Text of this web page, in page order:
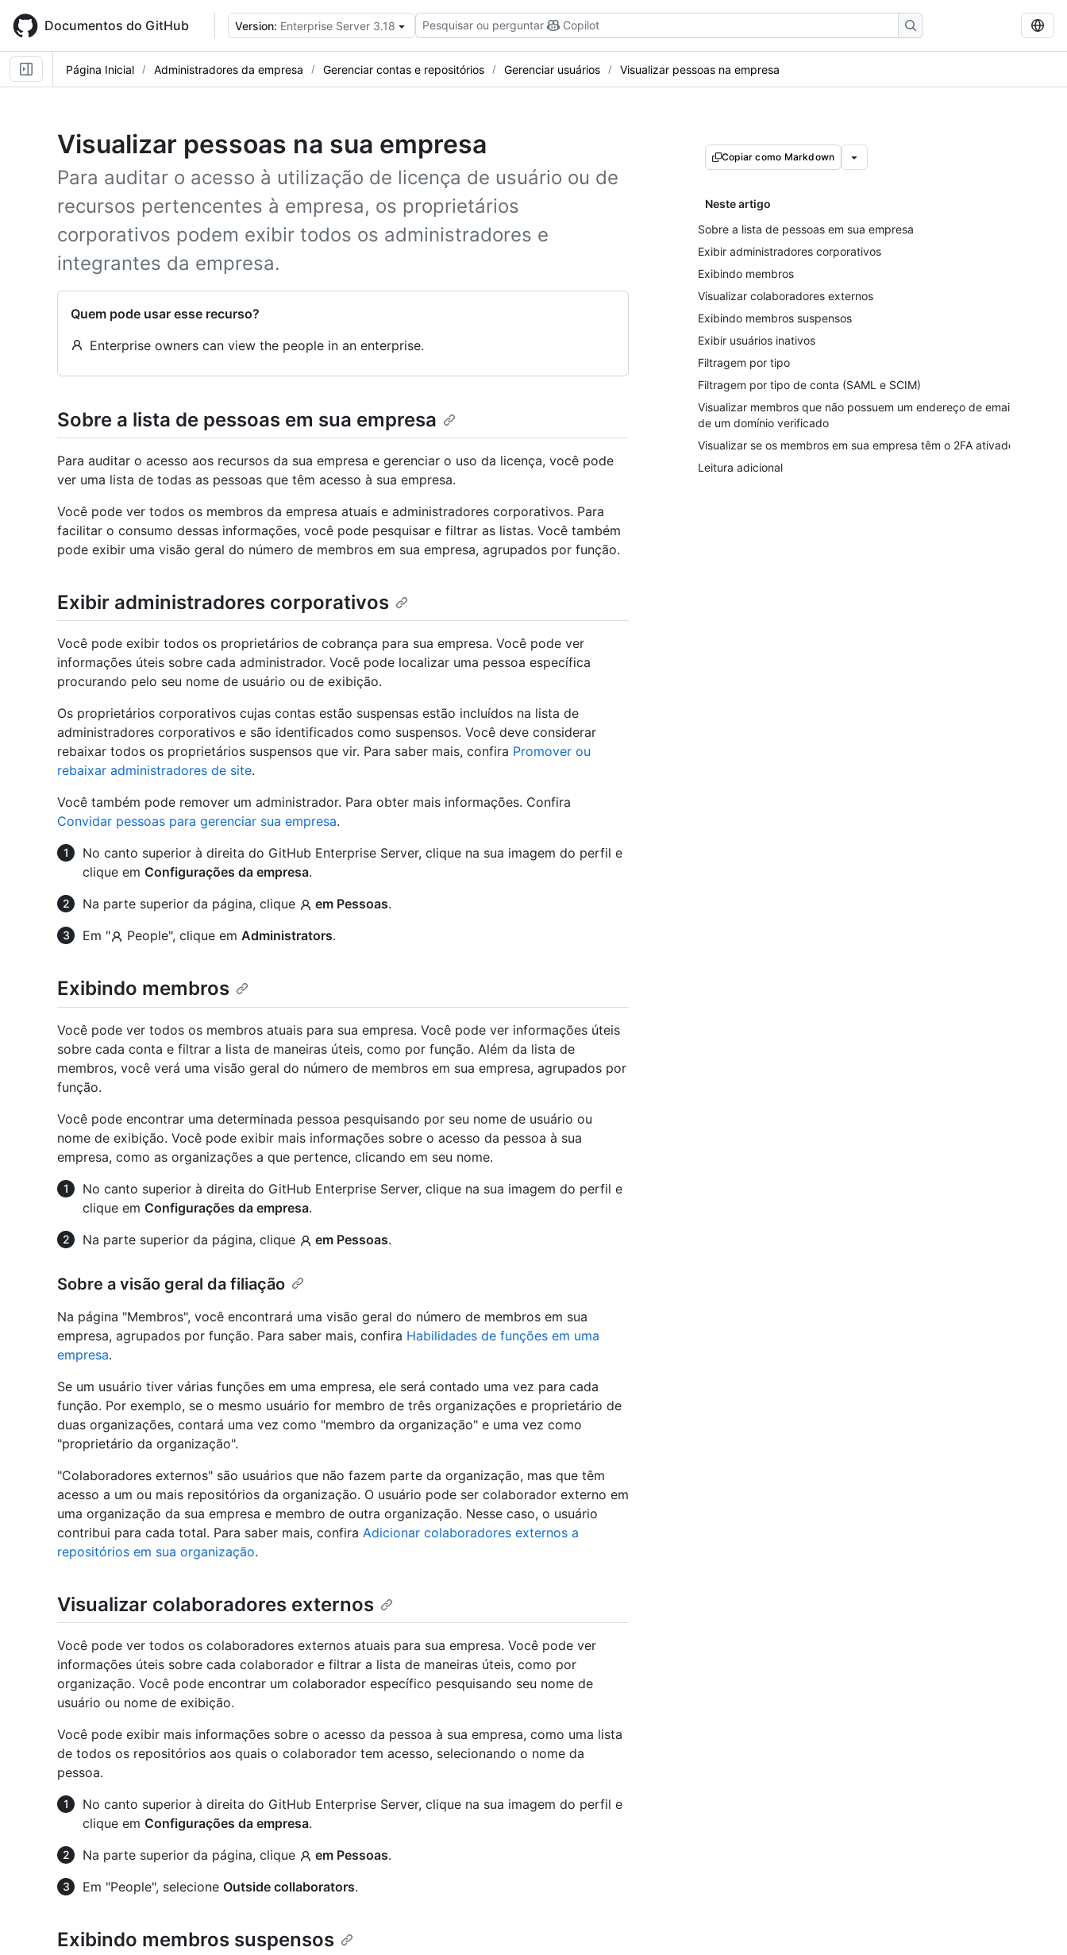
main
content
Documentos do GitHub Version: Enterprise Server 3.18 Pesquisar ou perguntar Copilot
Página Inicial Administradores da empresa Gerenciar contas e repositórios Gerenciar usuários Visualizar pessoas na empresa
Visualizar pessoas na sua empresa
Para auditar o acesso à utilização de licença de usuário ou de
recursos pertencentes à empresa, os proprietários
corporativos podem exibir todos os administradores e
integrantes da empresa.
Quem pode usar esse recurso?
Enterprise owners can view the people in an enterprise.
Copiar como Markdown
Neste artigo
Sobre a lista de pessoas em sua empresa
Exibir administradores corporativos
Exibindo membros
Visualizar colaboradores externos
Exibindo membros suspensos
Exibir usuários inativos
Filtragem por tipo
Filtragem por tipo de conta (SAML e SCIM)
Visualizar membros que não possuem um endereço de email
de um domínio verificado
Visualizar se os membros em sua empresa têm o 2FA ativado
Leitura adicional
Sobre a lista de pessoas em sua empresa
Para auditar o acesso aos recursos da sua empresa e gerenciar o uso da licença, você pode
ver uma lista de todas as pessoas que têm acesso à sua empresa.
Você pode ver todos os membros da empresa atuais e administradores corporativos. Para
facilitar o consumo dessas informações, você pode pesquisar e filtrar as listas. Você também
pode exibir uma visão geral do número de membros em sua empresa, agrupados por função.
Exibir administradores corporativos
Você pode exibir todos os proprietários de cobrança para sua empresa. Você pode ver
informações úteis sobre cada administrador. Você pode localizar uma pessoa específica
procurando pelo seu nome de usuário ou de exibição.
Os proprietários corporativos cujas contas estão suspensas estão incluídos na lista de
administradores corporativos e são identificados como suspensos. Você deve considerar
rebaixar todos os proprietários suspensos que vir. Para saber mais, confira Promover ou
rebaixar administradores de site.
Você também pode remover um administrador. Para obter mais informações. Confira
Convidar pessoas para gerenciar sua empresa.
No canto superior à direita do GitHub Enterprise Server, clique na sua imagem do perfil e
clique em Configurações da empresa.
Na parte superior da página, clique
em Pessoas.
Em "
People", clique em Administrators.
Exibindo membros
Você pode ver todos os membros atuais para sua empresa. Você pode ver informações úteis
sobre cada conta e filtrar a lista de maneiras úteis, como por função. Além da lista de
membros, você verá uma visão geral do número de membros em sua empresa, agrupados por
função.
Você pode encontrar uma determinada pessoa pesquisando por seu nome de usuário ou
nome de exibição. Você pode exibir mais informações sobre o acesso da pessoa à sua
empresa, como as organizações a que pertence, clicando em seu nome.
No canto superior à direita do GitHub Enterprise Server, clique na sua imagem do perfil e
clique em Configurações da empresa.
Na parte superior da página, clique
em Pessoas.
Sobre a visão geral da filiação
Na página "Membros", você encontrará uma visão geral do número de membros em sua
empresa, agrupados por função. Para saber mais, confira Habilidades de funções em uma
empresa.
Se um usuário tiver várias funções em uma empresa, ele será contado uma vez para cada
função. Por exemplo, se o mesmo usuário for membro de três organizações e proprietário de
duas organizações, contará uma vez como "membro da organização" e uma vez como
"proprietário da organização".
"Colaboradores externos" são usuários que não fazem parte da organização, mas que têm
acesso a um ou mais repositórios da organização. O usuário pode ser colaborador externo em
uma organização da sua empresa e membro de outra organização. Nesse caso, o usuário
contribui para cada total. Para saber mais, confira Adicionar colaboradores externos a
repositórios em sua organização.
Visualizar colaboradores externos
Você pode ver todos os colaboradores externos atuais para sua empresa. Você pode ver
informações úteis sobre cada colaborador e filtrar a lista de maneiras úteis, como por
organização. Você pode encontrar um colaborador específico pesquisando seu nome de
usuário ou nome de exibição.
Você pode exibir mais informações sobre o acesso da pessoa à sua empresa, como uma lista
de todos os repositórios aos quais o colaborador tem acesso, selecionando o nome da
pessoa.
No canto superior à direita do GitHub Enterprise Server, clique na sua imagem do perfil e
clique em Configurações da empresa.
Na parte superior da página, clique
em Pessoas.
Em "People", selecione Outside collaborators.
Exibindo membros suspensos